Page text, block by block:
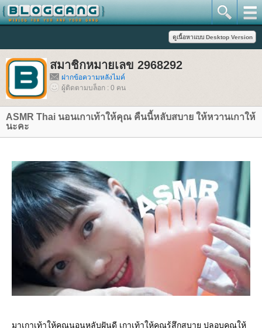
สมาชิกหมายเลข 2968292
ฝากข้อความหลังไมค์
ผู้ติดตามบล็อก : 0 คน
ASMR Thai นอนเกาเท้าให้คุณ คืนนี้หลับสบาย ให้หวานเกาให้
นะคะ
มาเกาเท้าให้คุณนอนหลับฝันดี เกาเท้าให้คุณรู้สึกสบาย ปลอบคุณให้